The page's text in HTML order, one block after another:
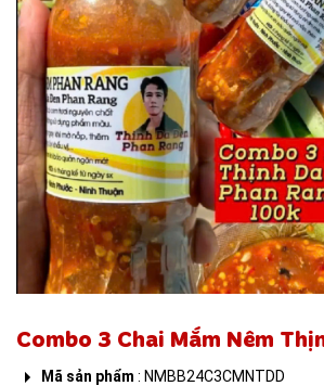
Combo 3 Chai Mắm Nêm
Mã sản phẩm : NMBB24C3CMNTDD